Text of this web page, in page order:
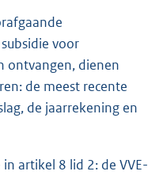
voor
ontvangen, dienen
de meest recente
de jaarrekening en
artikel 8 lid 2: de VVE-